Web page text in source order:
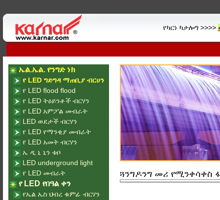
የካርነ ካታሎግ >>>>
ጓንግዶንግ መሪ የሚንቀሳቀስ
ኤል.ኤል. የንግድ ነክ
የ LED ግድግዳ ማጠቢያ ብርሀን
የ LED flood flood
የ LED ትዕይንቶች ብርሃን
የ LED አምፖል መብራት
LED ወደታች ብርሃን
የ LED የማንቂያ መብራት
የ LED አመት ብርሃን
ኤ ዲ ኒ ኒን ቱቦ
LED underground light
የ LED መብራት
የ LED የበዓል ቀን
የኤል ኤስ ህብረ ቁምፊ ብርሃን